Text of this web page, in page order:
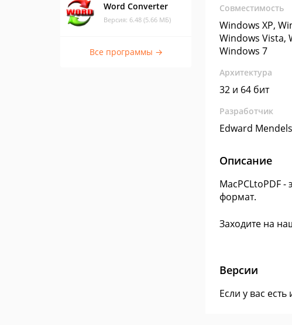
Word Converter
Версия: 6.48 (5.66 МБ)
Все программы →
Совместимость
Windows XP,
Windows Vista,
Windows 7
Архитектура
32 и 64 бит
Разработчик
Edward
Описание
MacPCLtoPDF -
Заходите на
Версии
Если у вас